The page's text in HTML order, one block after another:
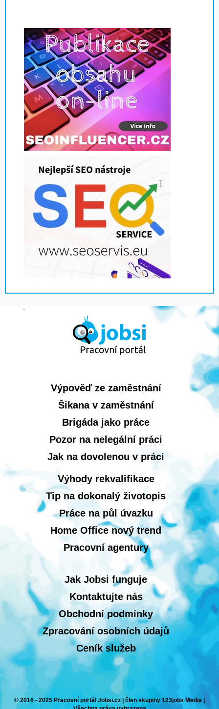
Výpověď ze zaměstnání
Šikana v zaměstnání
Brigáda jako práce
Pozor na nelegální práci
Jak na dovolenou v práci
Výhody rekvalifikace
Tip na dokonalý životopis
Práce na půl úvazku
Home Office nový trend
Pracovní agentury
Jak Jobsi funguje
Kontaktujte nás
Obchodní podmínky
Zpracování osobních údajů
Ceník služeb
© 2016 - 2025 Pracovní portál Jobsi.cz | člen skupiny 123jobs Media |